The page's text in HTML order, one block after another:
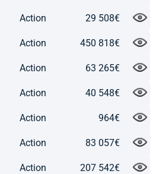
Action 29 508€
Action 450 818€
Action 63 265€
Action 40 548€
Action 964€
Action 83 057€
Action 207 542€